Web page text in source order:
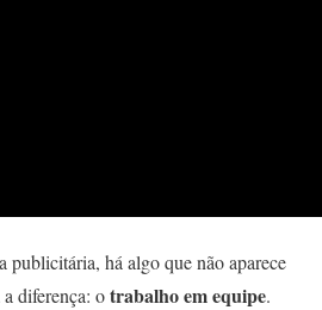
publicitária, há algo que não aparece
diferença: otrabalho em equipe.